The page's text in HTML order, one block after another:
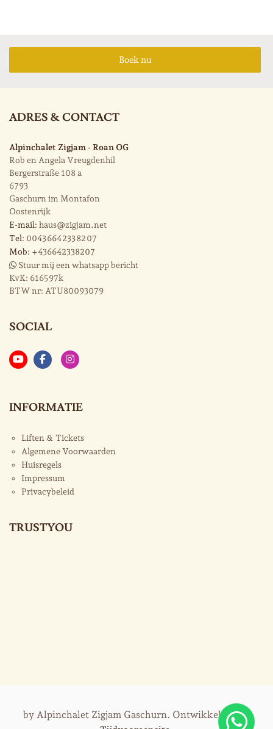
Boek nu
ADRES & CONTACT
Alpinchalet Zigjam - Roan OG
Rob en Angela Vreugdenhil
Bergerstraße 108 a
6793
Gaschurn im Montafon
Oostenrijk
E-mail: haus@zigjam.net
Tel: 0043 664 233 82 07
Mob: +436642338207
Stuur mij een whatsapp bericht
KvK: 616597k
BTW nr: ATU80093079
SOCIAL
INFORMATIE
Liften & Tickets
Algemene Voorwaarden
Huisregels
Impressum
Privacybeleid
TRUSTYOU
by Alpinchalet Zigjam Gaschurn. Ontwikkeld door